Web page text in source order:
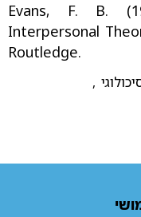
Evans, F. B.
Interpersonal
Routledge.
,